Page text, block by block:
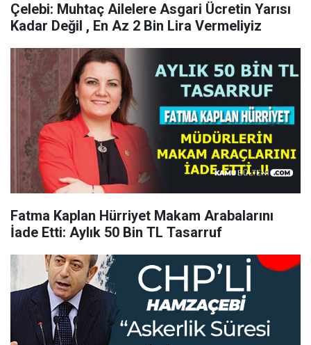
Çelebi: Muhtaç Ailelere Asgari Ücretin Yarısı
Kadar Değil , En Az 2 Bin Lira Vermeliyiz
Fatma Kaplan Hürriyet Makam Arabalarını
İade Etti: Aylık 50 Bin TL Tasarruf